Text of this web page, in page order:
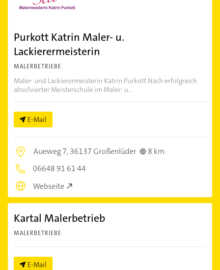
Purkott Katrin Maler- u.
Lackierermeisterin
MALERBETRIEBE
Maler- und Lackierermeisterin Katrin Purkott Nach erfolgreich
absolvierter Meisterschule im Maler- u...
E-Mail
Aueweg 7,36137 Großenlüder
8 km
06648 91 61 44
Webseite
Kartal Malerbetrieb
MALERBETRIEBE
E-Mail